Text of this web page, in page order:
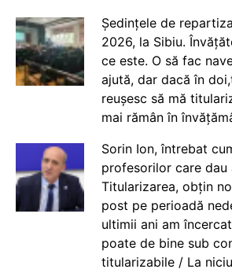
Ședințele de
2026, la Sibiu.
ce este. O să fac
ajută, dar dacă în
reușesc să mă
mai rămân în
Sorin Ion, întrebat
profesorilor care dau
Titularizarea, obțin
post pe perioadă
ultimii ani am
poate de bine sub
titularizabile / La